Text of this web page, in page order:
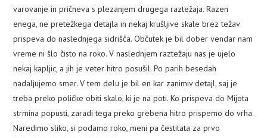
varovanje in pričneva s plezanjem drugega raztežaja. Razen
enega, ne pretežkega detajla in nekaj krušljive skale brez težav
prispeva do naslednjega sidrišča. Občutek je bil dober vendar nam
vreme ni šlo čisto na roko. V naslednjem raztežaju nas je ujelo
nekaj kapljic, a jih je veter hitro posušil. Po parih besedah
nadaljujemo smer. V tem delu je bil en kar zanimiv detajl, saj je
treba preko poličke obiti skalo, ki je na poti. Ko prispeva do Mijota
strmina popusti, zaradi tega preko grebena hitro prispemo do vrha.
Naredimo sliko, si podamo roko, meni pa čestitata za prvo